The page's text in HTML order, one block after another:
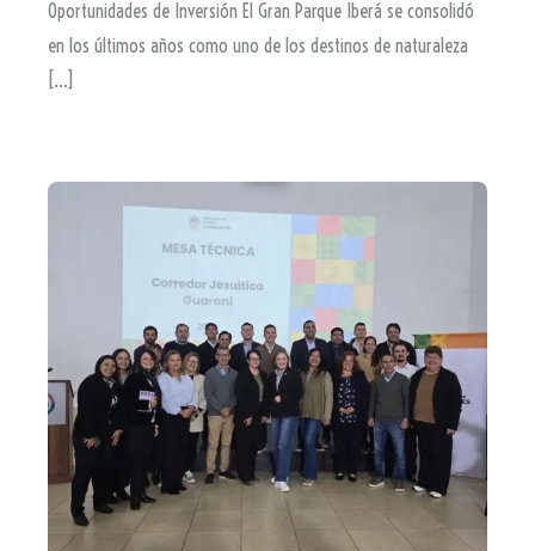
Oportunidades de Inversión El Gran Parque Iberá se consolidó
en los últimos años como uno de los destinos de naturaleza
[…]